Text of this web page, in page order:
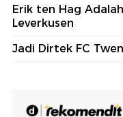
Erik ten Hag
Leverkusen
Jadi Dirtek FC